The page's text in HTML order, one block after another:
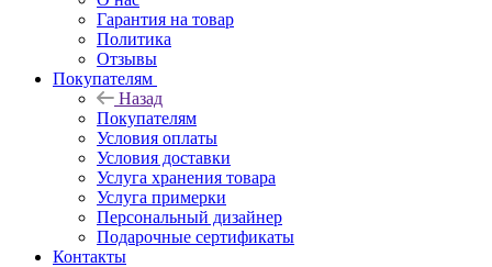
Гарантия на товар
Политика
Отзывы
Покупателям
Назад
Покупателям
Условия оплаты
Условия доставки
Услуга хранения товара
Услуга примерки
Персональный дизайнер
Подарочные сертификаты
Контакты